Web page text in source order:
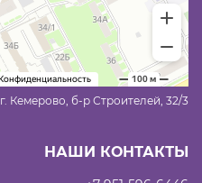
г. Кемерово, б-р Строителей, 32/3
НАШИ КОНТАКТЫ